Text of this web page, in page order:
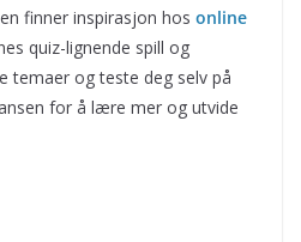
finner inspirasjon hos online
quiz-lignende spill og
temaer og teste deg selv på
for å lære mer og utvide